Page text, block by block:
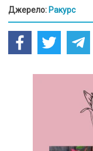
Джерело: Ракурс